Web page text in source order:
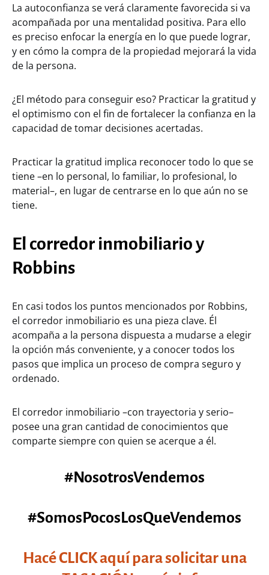
La autoconfianza se verá claramente favorecida si va
acompañada por una mentalidad positiva. Para ello
es preciso enfocar la energía en lo que puede lograr,
y en cómo la compra de la propiedad mejorará la vida
de la persona.
¿El método para conseguir eso? Practicar la gratitud y
el optimismo con el fin de fortalecer la confianza en la
capacidad de tomar decisiones acertadas.
Practicar la gratitud implica reconocer todo lo que se
tiene –en lo personal, lo familiar, lo profesional, lo
material–, en lugar de centrarse en lo que aún no se
tiene.
El corredor inmobiliario y
Robbins
En casi todos los puntos mencionados por Robbins,
el corredor inmobiliario es una pieza clave. Él
acompaña a la persona dispuesta a mudarse a elegir
la opción más conveniente, y a conocer todos los
pasos que implica un proceso de compra seguro y
ordenado.
El corredor inmobiliario –con trayectoria y serio–
posee una gran cantidad de conocimientos que
comparte siempre con quien se acerque a él.
#NosotrosVendemos
#SomosPocosLosQueVendemos
Hacé CLICK aquí para solicitar una